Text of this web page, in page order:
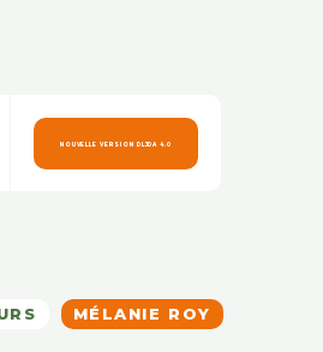
NOUVELLE VERSION DLJDA 4.0
MÉLANIE ROY